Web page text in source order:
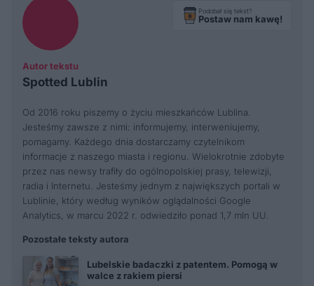
Autor tekstu
Spotted Lublin
Podobał się tekst?
Postaw nam kawę!
Od 2016 roku piszemy o życiu mieszkańców Lublina.
Jesteśmy zawsze z nimi: informujemy, interweniujemy,
pomagamy. Każdego dnia dostarczamy czytelnikom
informacje z naszego miasta i regionu. Wielokrotnie zdobyte
przez nas newsy trafiły do ogólnopolskiej prasy, telewizji,
radia i Internetu. Jesteśmy jednym z największych portali w
Lublinie, który według wyników oglądalności Google
Analytics, w marcu 2022 r. odwiedziło ponad 1,7 mln UU.
Pozostałe teksty autora
Lubelskie badaczki z patentem. Pomogą w
walce z rakiem piersi